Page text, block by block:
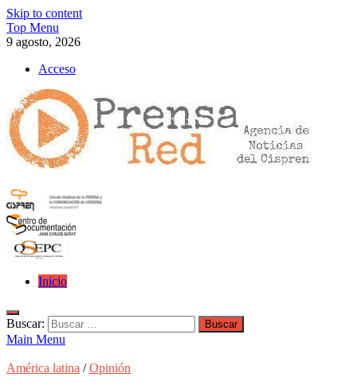
Skip to content
Top Menu
9 agosto, 2026
Acceso
>>prensared>>
LA AGENCIA DE NOTICIAS DEL CISPREN
Inicio
Buscar:
Main Menu
América latina /Opinión